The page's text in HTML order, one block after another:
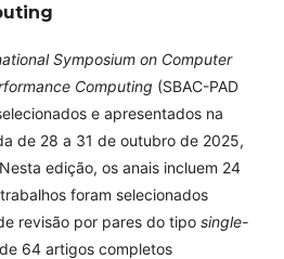
Symposium on Computer
Computing (SBAC-PAD
e apresentados na
de 28 a 31 de outubro de 2025,
edição, os anais incluem 24
foram selecionados
revisão por pares do tipo single-
64 artigos completos